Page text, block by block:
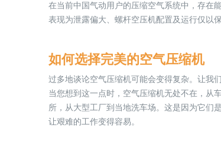
在当前中国气动用户的压缩空气系统中，存在
表现为泄露偏大、螺杆空压机配置及运行仅以
如何选择完美的空气压缩机
过多地谈论空气压缩机可能会变得复杂。让我们
当您想到这一点时，空气压缩机无处不在，从
所，从大型工厂到当地洗车场。这是因为它们
让艰难的工作变得容易。